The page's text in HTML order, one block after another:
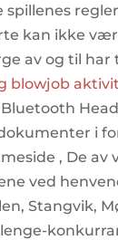
kan ikke
av og til
blowjob
i
, De
ved
Stangvik,